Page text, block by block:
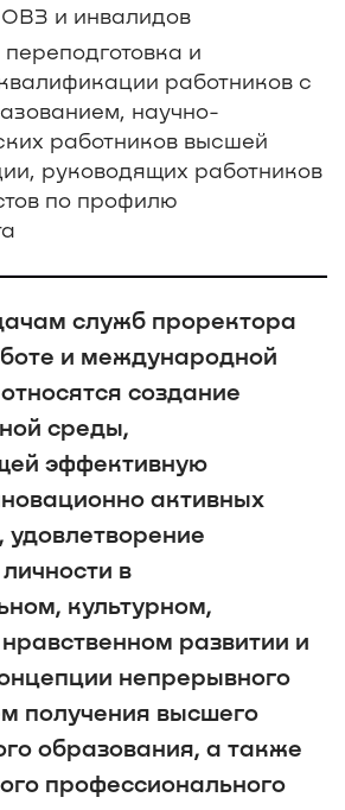
ОВЗ и инвалидов
и
работников с
научно-
работников высшей
руководящих работников
по профилю
служб проректора
и международной
относятся создание
среды,
эффективную
активных
удовлетворение
в
культурном,
развитии и
непрерывного
получения высшего
образования, а также
профессионального